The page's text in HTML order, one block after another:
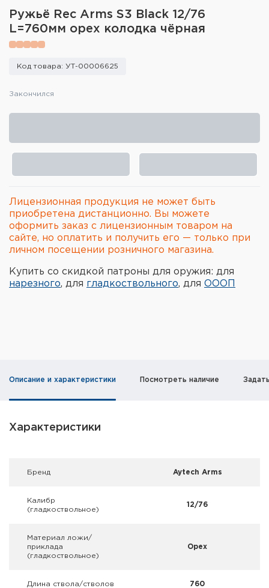
Кобуры и системы ношения
снаряжения
Сумки и рюкзаки
Охотничье снаряжение
Фонари и ЛЦУ
Туристическое снаряжение
Фальшпатроны
Оружейные шкафы и сейфы
Сигнальные средства
Дартс
Ружьё Rec Arms S3 Black 12/76
L=760мм орех колодка чёрная
Код товара: УТ-00006625
Закончился
Лицензионная продукция не может быть
приобретена дистанционно. Вы можете
оформить заказ с лицензионным товаром на
сайте, но оплатить и получить его — только при
личном посещении розничного магазина.
Купить со скидкой патроны для оружия: для
нарезного, для гладкоствольного, для ОООП
Описание и характеристики Посмотреть наличие
Характеристики
Брeнд Aytech Arms
Калибр
(гладкоствольное)
12/76
Материал ложи/
приклада
(гладкоствольное)
Орех
Длина ствола/стволов 760